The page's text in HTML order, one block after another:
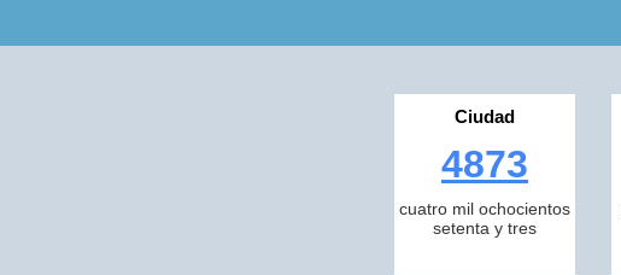
Ciudad
4873
cuatro mil ochocientos
setenta y tres